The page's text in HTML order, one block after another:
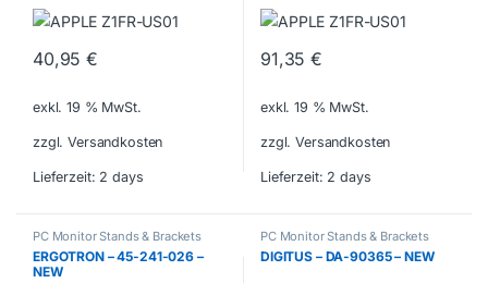
40,95€
exkl. 19 % MwSt.
zzgl. Versandkosten
Lieferzeit: 2 days
91,35€
exkl. 19 % MwSt.
zzgl. Versandkosten
Lieferzeit: 2 days
PC Monitor Stands & Brackets
ERGOTRON – 45-241-026 –
NEW
PC Monitor Stands & Brackets
DIGITUS – DA-90365 – NEW